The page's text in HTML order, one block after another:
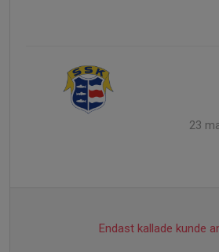
23
Endast kallade kunde